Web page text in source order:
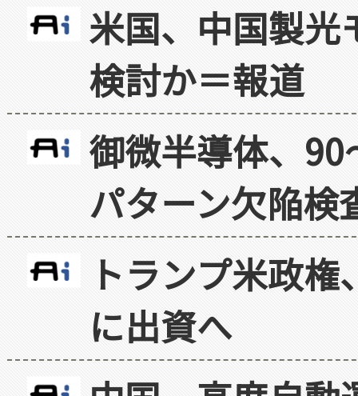
米国、中国製光
検討か＝報道
御微半導体、
パターン欠陥検
トランプ米政
に出資へ